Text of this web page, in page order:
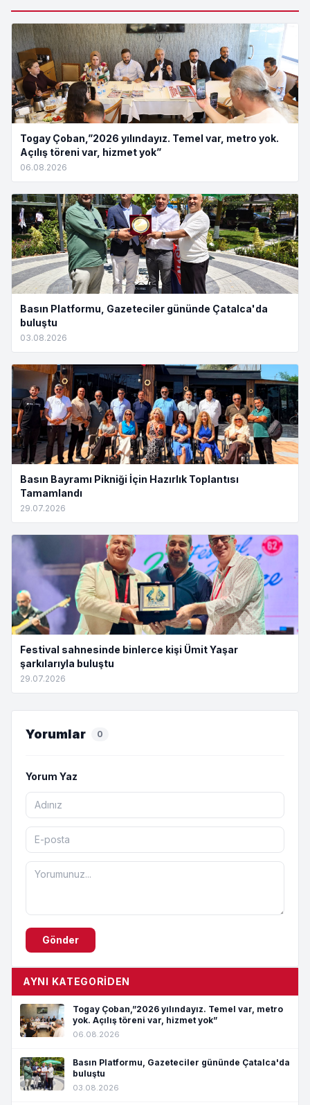
Togay Çoban,”2026 yılındayız. Temel var, metro yok.
Açılış töreni var, hizmet yok”
06.08.2026
Basın Platformu, Gazeteciler gününde Çatalca'da
buluştu
03.08.2026
Basın Bayramı Pikniği İçin Hazırlık Toplantısı
Tamamlandı
29.07.2026
Festival sahnesinde binlerce kişi Ümit Yaşar
şarkılarıyla buluştu
29.07.2026
Yorumlar 0
Yorum Yaz
Gönder
AYNI KATEGORIDEN
Togay Çoban,”2026 yılındayız. Temel var, metro
yok. Açılış töreni var, hizmet yok”
06.08.2026
Basın Platformu, Gazeteciler gününde Çatalca'da
buluştu
03.08.2026